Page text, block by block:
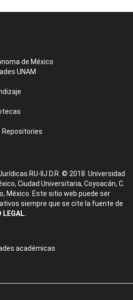
de México
UNAM
Repositories
RU-IIJ D.R. © 2018. Universidad
Ciudad Universitaria, Coyoacán, C.
México. Este sitio web puede ser
siempre que se cite la fuente de
LEGAL.
académicas